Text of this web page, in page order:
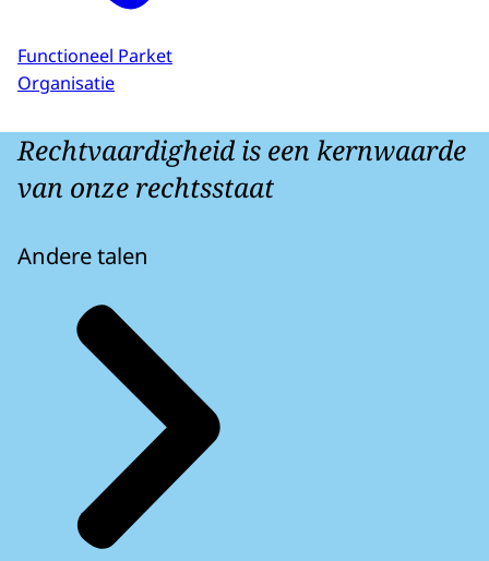
Functioneel Parket
Organisatie
Rechtvaardigheid is een kernwaarde
van onze rechtsstaat
Andere talen